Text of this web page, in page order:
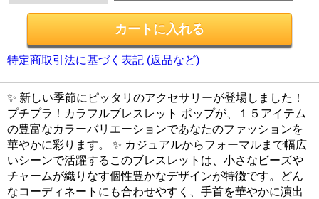
特定商取引法に基づく表記 (返品など)
✨ 新しい季節にピッタリのアクセサリーが登場しました！
プチプラ！カラフルブレスレット ポップが、１５アイテム
の豊富なカラーバリエーションであなたのファッションを
華やかに彩ります。 ✨ カジュアルからフォーマルまで幅広
いシーンで活躍するこのブレスレットは、小さなビーズや
チャームが織りなす個性豊かなデザインが特徴です。どん
なコーディネートにも合わせやすく、手首を華やかに演出